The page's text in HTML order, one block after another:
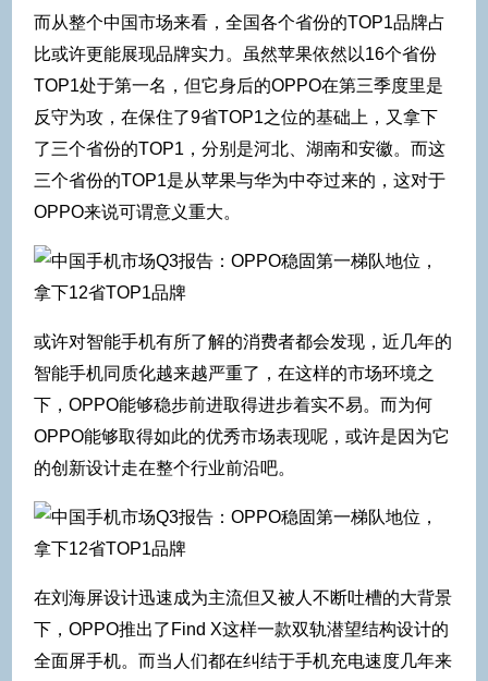
而从整个中国市场来看，全国各个省份的TOP1品牌占
比或许更能展现品牌实力。虽然苹果依然以16个省份
TOP1处于第一名，但它身后的OPPO在第三季度里是
反守为攻，在保住了9省TOP1之位的基础上，又拿下
了三个省份的TOP1，分别是河北、湖南和安徽。而这
三个省份的TOP1是从苹果与华为中夺过来的，这对于
OPPO来说可谓意义重大。
或许对智能手机有所了解的消费者都会发现，近几年的
智能手机同质化越来越严重了，在这样的市场环境之
下，OPPO能够稳步前进取得进步着实不易。而为何
OPPO能够取得如此的优秀市场表现呢，或许是因为它
的创新设计走在整个行业前沿吧。
在刘海屏设计迅速成为主流但又被人不断吐槽的大背景
下，OPPO推出了Find X这样一款双轨潜望结构设计的
全面屏手机。而当人们都在纠结于手机充电速度几年来